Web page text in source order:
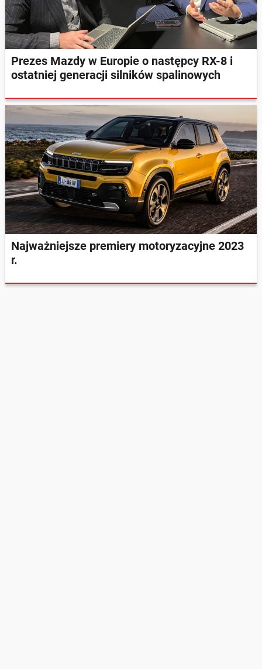
Prezes Mazdy w Europie o następcy RX-8 i
ostatniej generacji silników spalinowych
Najważniejsze premiery motoryzacyjne 2023
r.